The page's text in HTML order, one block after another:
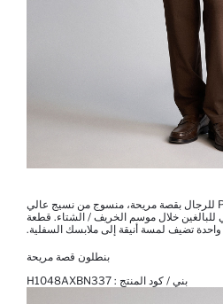
بنطلون POLYVISCON JOGGER للرجال بقصة مريحة، منسوج من نسيج عالي
للبالغين خلال موسم الخريف / الشتاء. قطعة
واحدة تضيف لمسة أنيقة إلى ملابسك السفلية.
بنطلون قصة مريحة
بني / كود المنتج : H1048AXBN337